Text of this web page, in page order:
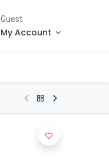
Guest
My Account